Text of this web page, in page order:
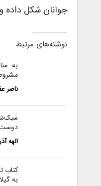
جوانان شکل داده و
نوشته‌های مرتبط
به
ناصر
دوست
الهه
کتاب
به